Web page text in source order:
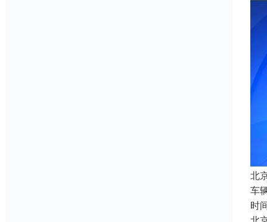
北
车
时